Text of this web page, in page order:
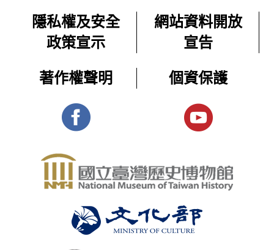
隱私權及安全
政策宣示
網站資料開放
宣告
著作權聲明 個資保護